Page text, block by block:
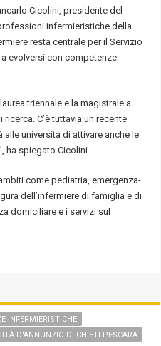
Cicolini, presidente del
infermieristiche della
resta centrale per il Servizio
evolversi con competenze
triennale e la magistrale a
C’è tuttavia un recente
università di attivare anche le
ha spiegato Cicolini.
come pediatria, emergenza-
dell’infermiere di famiglia e di
domiciliare e i servizi sul
INFERMIERISTICHE
D'ANNUNZIO DI CHIETI-PESCARA